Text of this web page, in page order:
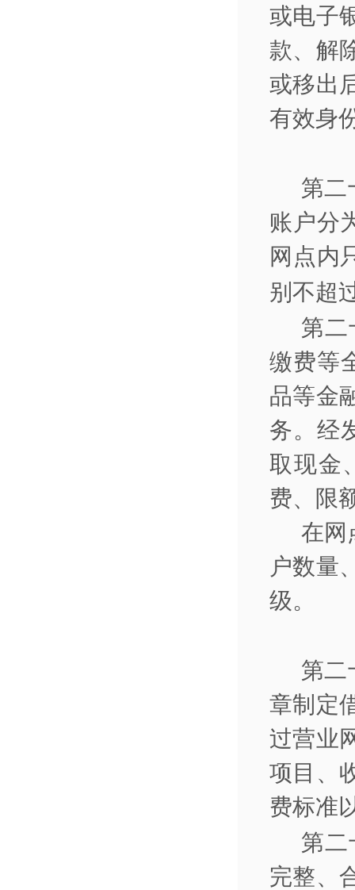
或电子
款、解
或移出
有效身
第二
账户分
网点内
别不超
第二
缴费等
品等金
务。经
取现金
费、限
在网
户数量
级。
第二
章制定
过营业
项目、
费标准
第二
完整、